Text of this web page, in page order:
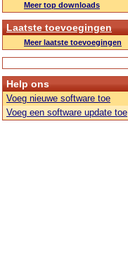
Meer top downloads
Laatste toevoegingen
Meer laatste toevoegingen
Help ons
Voeg nieuwe software toe
Voeg een software update toe